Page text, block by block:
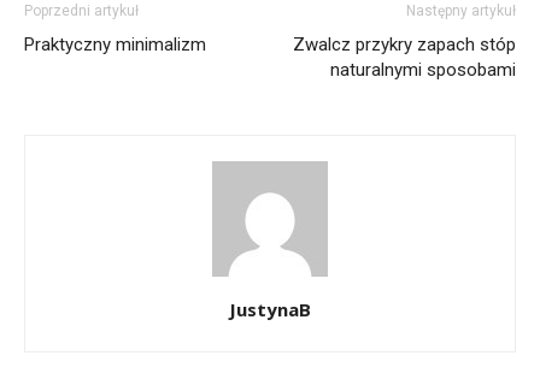
Poprzedni artykuł
Praktyczny minimalizm
Następny artykuł
Zwalcz przykry zapach stóp
naturalnymi sposobami
JustynaB